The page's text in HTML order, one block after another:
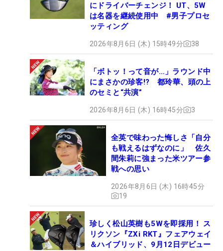
にドライバーチェンジ！ UT、5W
は名器を継続使用中 #男子プロセ
ッティング
2026年8月6日 (木) 15時49分 38
「ボトッ！って音が…」ラウンド中
にまさかの珍客!? 都玲華、頭の上
のセミと“共演”
2026年8月6日 (木) 16時45分 3
全英で味わった悔しさ「自分
も戦えるはずなのに」 佐久
間朱莉に強まった米ツアー参
戦への思い
2026年8月6日 (木) 16時45分
19
珍しく松山英樹も5Wを即採用！ ス
リクソン『ZXi RKT』フェアウェイ
＆ハイブリッド、9月12日デビュー